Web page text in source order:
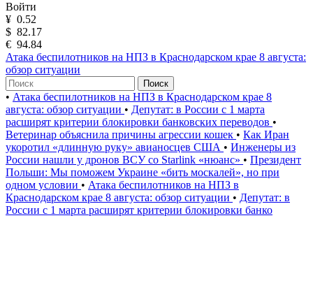
Войти
¥ 0.52
$ 82.17
€ 94.84
Атака беспилотников на НПЗ в Краснодарском крае 8 августа:
обзор ситуации
Поиск
• Атака беспилотников на НПЗ в Краснодарском крае 8
августа: обзор ситуации • Депутат: в России с 1 марта
расширят критерии блокировки банковских переводов •
Ветеринар объяснила причины агрессии кошек • Как Иран
укоротил «длинную руку» авианосцев США • Инженеры из
России нашли у дронов ВСУ со Starlink «нюанс» • Президент
Польши: Мы поможем Украине «бить москалей», но при
одном условии • Атака беспилотников на НПЗ в
Краснодарском крае 8 августа: обзор ситуации • Депутат: в
России с 1 марта расширят критерии блокировки банко